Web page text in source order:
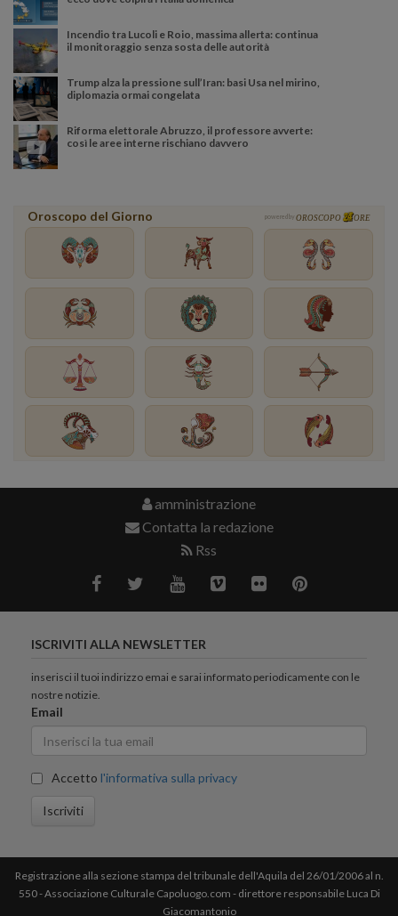
Incendio tra Lucoli e Roio, massima allerta: continua
il monitoraggio senza sosta delle autorità
Trump alza la pressione sull’Iran: basi Usa nel mirino,
diplomazia ormai congelata
Riforma elettorale Abruzzo, il professore avverte:
così le aree interne rischiano davvero
Oroscopo del Giorno powered by OROSCOPO ORE
amministrazione
Contatta la redazione
Rss
ISCRIVITI ALLA NEWSLETTER
inserisci il tuoi indirizzo emai e sarai informato periodicamente con le
nostre notizie.
Email
Accetto l'informativa sulla privacy
Iscriviti
Registrazione alla sezione stampa del tribunale dell'Aquila del 26/01/2006 al n.
550 - Associazione Culturale Capoluogo.com - direttore responsabile Luca Di
Giacomantonio